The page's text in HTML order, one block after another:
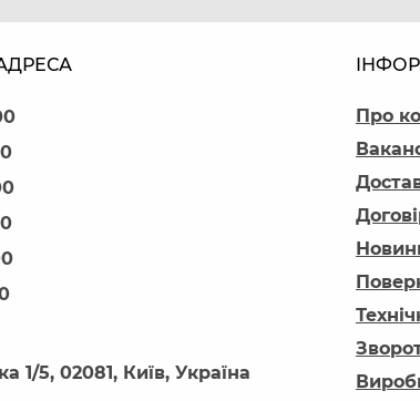
1/5, 02081, Київ, Україна
Про